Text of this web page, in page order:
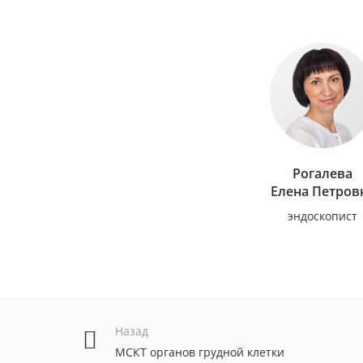
Рогалева
Елена
эндоскопист
Назад
МСКТ органов грудной клетки